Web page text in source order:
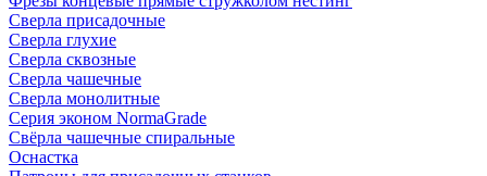
Сверла присадочные
Сверла глухие
Сверла сквозные
Сверла чашечные
Сверла монолитные
Серия эконом NormaGrade
Свёрла чашечные спиральные
Оснастка